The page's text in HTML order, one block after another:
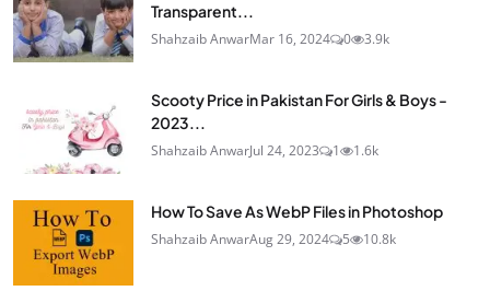
Transparent...
Shahzaib AnwarMar 16, 2024 0 3.9k
Scooty Price in Pakistan For Girls & Boys -
2023...
Shahzaib AnwarJul 24, 2023 1 1.6k
How To Save As WebP Files in Photoshop
Shahzaib AnwarAug 29, 2024 5 10.8k